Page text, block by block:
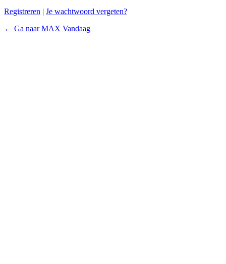
Registreren | Je wachtwoord vergeten?
← Ga naar MAX Vandaag